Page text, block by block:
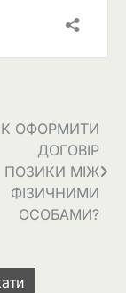
ОФОРМИТИ
ДОГОВІР
ПОЗИКИ МІЖ
ФІЗИЧНИМИ
ОСОБАМИ?